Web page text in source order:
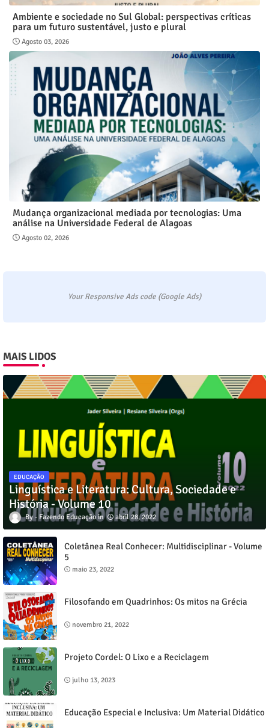
Ambiente e sociedade no Sul Global: perspectivas críticas
para um futuro sustentável, justo e plural
Agosto 03, 2026
Mudança organizacional mediada por tecnologias: Uma
análise na Universidade Federal de Alagoas
Agosto 02, 2026
Your Responsive Ads code (Google Ads)
MAIS LIDOS
EDUCAÇÃO
Linguística e Literatura: Cultura, Sociedade e
História - Volume 10
Fazendo Educação abril 28, 2022
Coletânea Real Conhecer: Multidisciplinar - Volume
5
maio 23, 2022
Filosofando em Quadrinhos: Os mitos na Grécia
novembro 21, 2022
Projeto Cordel: O Lixo e a Reciclagem
julho 13, 2023
Educação Especial e Inclusiva: Um Material Didático